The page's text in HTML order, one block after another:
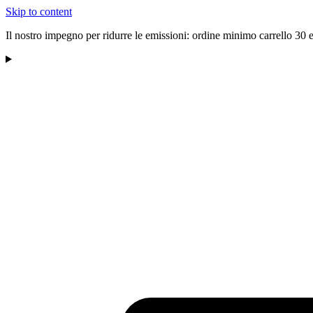
Skip to content
Il nostro impegno per ridurre le emissioni: ordine minimo carrello 30